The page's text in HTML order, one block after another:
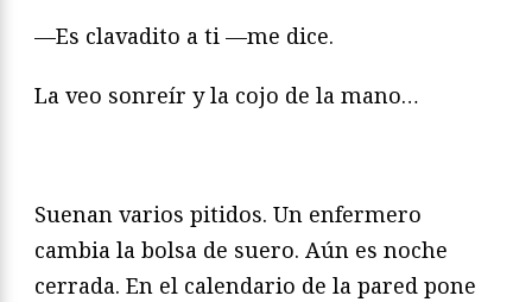
—Es clavadito a ti —me dice.
La veo sonreír y la cojo de la mano…
Suenan varios pitidos. Un enfermero
cambia la bolsa de suero. Aún es noche
cerrada. En el calendario de la pared pone